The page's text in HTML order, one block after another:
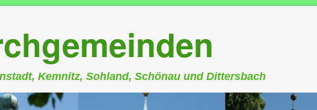
Kemnitz, Sohland, Schönau und Dittersbach